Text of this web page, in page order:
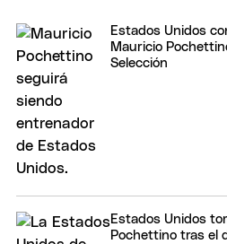
Estados Unidos
Mauricio
Selección
Estados Unidos
Pochettino tras el